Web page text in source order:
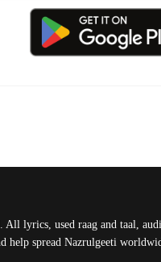
lyrics, used raag and taal,
help spread Nazrulgeeti